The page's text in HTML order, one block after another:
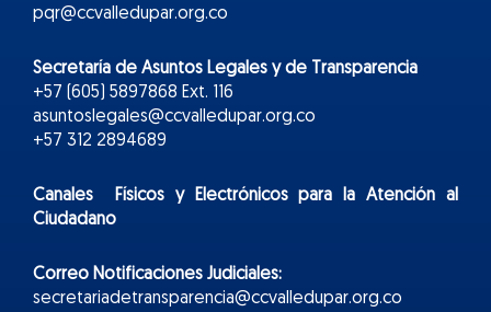
pqr@ccvalledupar.org.co
Secretaría de Asuntos Legales y de Transparencia
+57 (605) 5897868 Ext. 116
asuntoslegales@ccvalledupar.org.co
+57 312 2894689
Canales Físicos yElectrónicospara la Atención al
Ciudadano
Correo Notificaciones Judiciales:
secretariadetransparencia@ccvalledupar.org.co